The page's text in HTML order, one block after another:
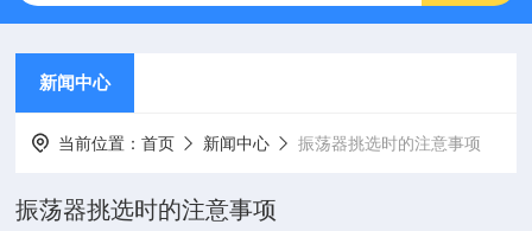
新闻中心
当前位置：首页 新闻中心 振荡器挑选时的注意事项
振荡器挑选时的注意事项